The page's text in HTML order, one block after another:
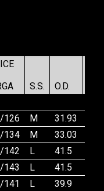
S.S. O.D.
126 M 31.93
134 M 33.03
142 L 41.5
143 L 41.5
141 L 39.9